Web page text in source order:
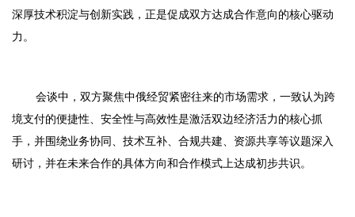
深厚技术积淀与创新实践，正是促成双方达成合作意向的核心驱动
力。
会谈中，双方聚焦中俄经贸紧密往来的市场需求，一致认为跨
境支付的便捷性、安全性与高效性是激活双边经济活力的核心抓
手，并围绕业务协同、技术互补、合规共建、资源共享等议题深入
研讨，并在未来合作的具体方向和合作模式上达成初步共识。